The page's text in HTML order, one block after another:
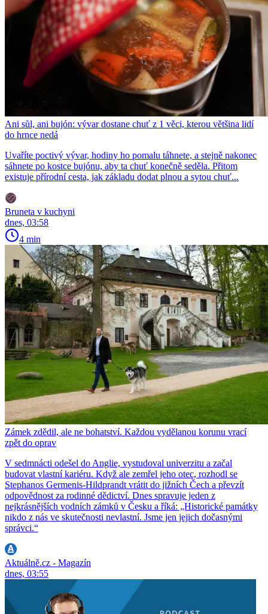
Ani sůl, ani bujón: vývar dostane chuť z 1 věci, kterou většina lidí
do hrnce nedá
Uvaříte poctivý vývar, hodiny ho pomalu táhnete, a stejně nakonec
sáhnete po kostce bujónu, aby ta chuť konečně seděla. Přitom
existuje přírodní cesta, jak základu dodat plnou a sytou chuť...
Bruneta v kuchyni
dnes, 03:58
4 min
Zámek zdědil, ale ne bohatství. Každou vydělanou korunu vrací
zpět do oprav
V sedmnácti odešel do Anglie, vystudoval univerzitu a začal
budovat vlastní kariéru. Když ale zemřel jeho otec, rozhodl se
Stephanos Germenis-Hildprandt vrátit do jižních Čech a převzít
odpovědnost za rodinné dědictví. Dnes spravuje jeden z
nejkrásnějších vodních zámků v Česku a říká: „Historické památky
nikdo z nás ve skutečnosti nevlastní. Jsme jen jejich dočasnými
správci.“
Aktuálně.cz - Magazín
dnes, 03:55